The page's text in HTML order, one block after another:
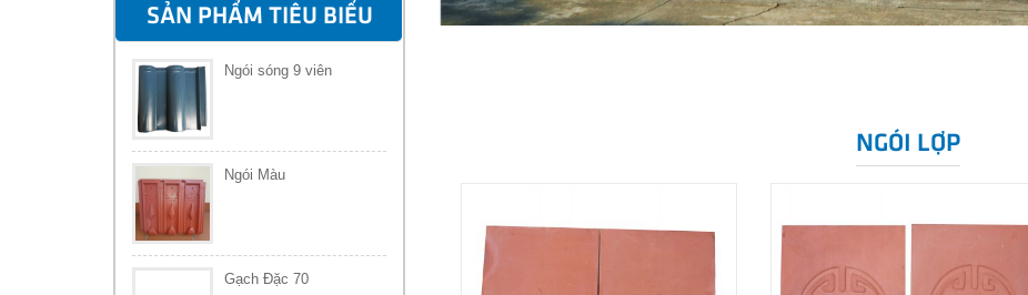
SẢN PHẨM TIÊU BIỂU
Ngói sóng 9 viên
Ngói Màu
Gạch Đặc 70
NGÓI LỢP